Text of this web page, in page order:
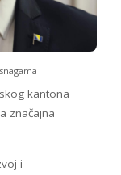
kantona
značajna
i